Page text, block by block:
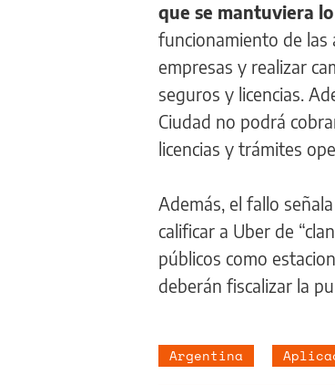
que se mantuviera
funcionamiento de las
empresas y realizar
seguros y licencias.
Ciudad no podrá
licencias y trámites
Además, el fallo
calificar a Uber de
públicos como
deberán fiscalizar la
Argentina